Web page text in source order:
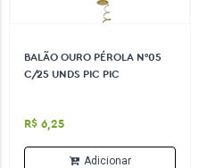
BALÃO OURO PÉROLA N°05
C/25 UNDS PIC PIC
R$ 6,25
Adicionar